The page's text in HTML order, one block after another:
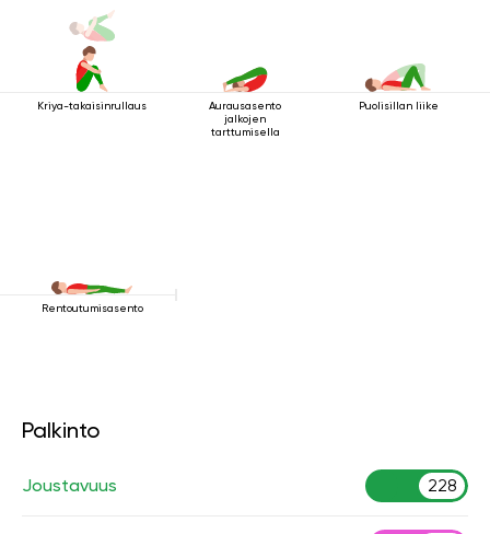
Kriya-takaisinrullaus
Aurausasento
jalkojen
tarttumisella
Puolisillan liike
Rentoutumisasento
Palkinto
Joustavuus 228